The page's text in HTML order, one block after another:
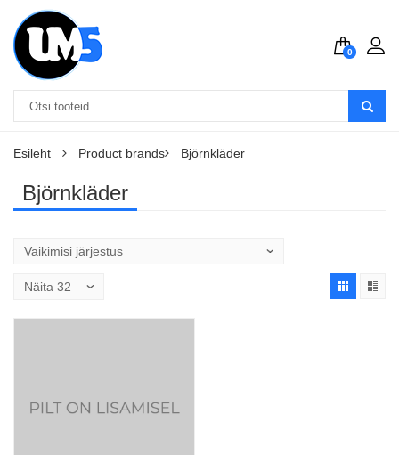
0
Esileht Product brands Björnkläder
Björnkläder